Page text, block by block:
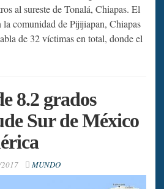
al sureste de Tonalá, Chiapas. El
comunidad de Pijijiapan, Chiapas
de 32 víctimas en total, donde el
8.2 grados
Sur de México
MUNDO